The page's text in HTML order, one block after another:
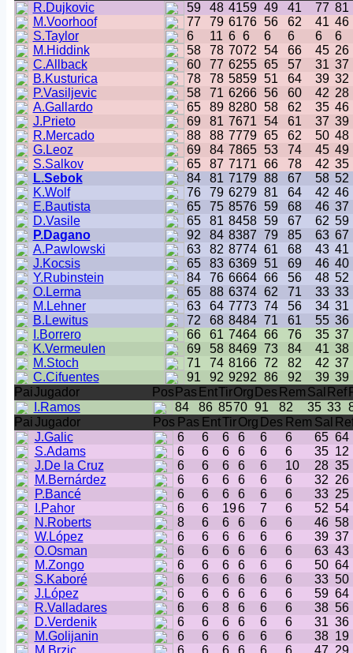
R.Dujkovic
59 48 4159 49 41 77 81
M.Voorhoof
77 79 6176 56 62 41 46
S.Taylor
6 11 6 6 6 6 6
6
M.Hiddink
58 78 7072 54 66 45 26
C.Allback
60 77 6255 65 57 31 37
B.Kusturica
78 78 5859 51 64 39 32
P.Vasiljevic
58 71 6266 56 60 42 28
A.Gallardo
65 89 8280 58 62 35 46
J.Prieto
69 81 7671 54 61 37 39
R.Mercado
88 88 7779 65 62 50 48
G.Leoz
69 84 7865 53 74 45 49
S.Salkov
65 87 7171 66 78 42 35
L.Sebok
84 81 7179 88 67 58 52
K.Wolf
76 79 6279 81 64 42 46
E.Bautista
65 75 8576 59 68 46 37
D.Vasile
65 81 8458 59 67 62 59
P.Dagano
92 84 8387 79 85 63 67
A.Pawlowski
63 82 8774 61 68 43 41
J.Kocsis
65 83 6369 51 69 46 40
Y.Rubinstein
84 76 6664 66 56 48 52
O.Lerma
65 88 6374 62 71 33 33
M.Lehner
63 64 7773 74 56 34 31
B.Lewitus
72 68 8484 71 61 55 36
I.Borrero
66 61 7464 66 76 35 37
K.Vermeulen
69 58 8469 73 84 41 38
M.Stoch
71 74 8166 72 82 42 37
C.Cifuentes
91 92 9292 86 92 39 39
PaiJugador Pos Pas EntTirOrg Des Rem Sal Ref
I.Ramos
84 86 8570 91 82 35 33
PaiJugador Pos Pas EntTir Org Des Rem Sal
J.Galic
6 6 6 6 6 6 65 64
S.Adams
6 6 6 6 6 6 35 12
J.De la Cruz
6 6 6 6 6 10 28 35
M.Bernárdez
6 6 6 6 6 6 32 26
P.Bancé
6 6 6 6 6 6 33 25
I.Pahor
6 6 196 7 6 52 54
N.Roberts
8 6 6 6 6 6 46 58
W.López
6 6 6 6 6 6 39 37
O.Osman
6 6 6 6 6 6 63 43
M.Zongo
6 6 6 6 6 6 50 64
S.Kaboré
6 6 6 6 6 6 33 50
J.López
6 6 6 6 6 6 59 64
R.Valladares
6 6 8 6 6 6 38 56
D.Verdenik
6 6 6 6 6 6 31 36
M.Golijanin
6 6 6 6 6 6 38 19
M.Brzic
6 6 6 6 6 6 47 29